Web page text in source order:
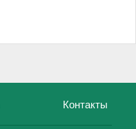
Контакты